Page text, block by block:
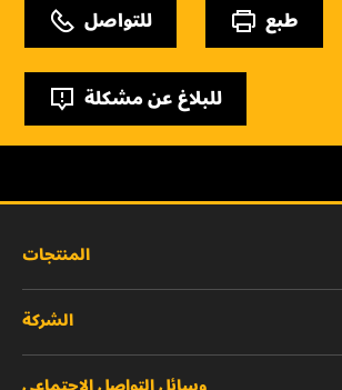
للتواصل طبع
للبلاغ عن مشكلة
المنتجات
المنتجات الجديدة
الشركة